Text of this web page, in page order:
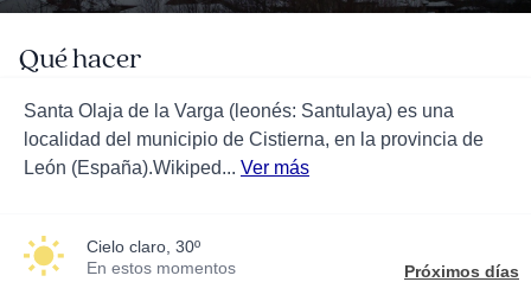
Qué hacer
Santa Olaja de la Varga (leonés: Santulaya) es una
localidad del municipio de Cistierna, en la provincia de
León (España).Wikiped... Ver más
cielo claro, 30º
En estos momentos
Próximos días